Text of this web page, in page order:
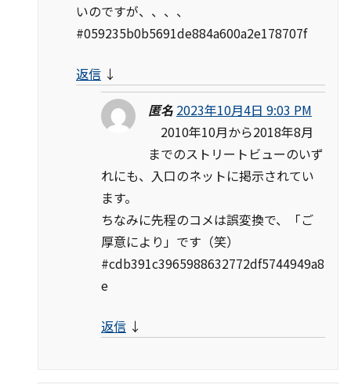
いのですが、、、、
#059235b0b5691de884a600a2e178707f
返信 ↓
匿名 2023年10月4日 9:03 PM
2010年10月から2018年8月
までのストリートビューのいず
れにも、入口のネットに掲示されてい
ます。
ちなみに先程のコメは誤変換で、「ご
厚意により」です（笑）
#cdb391c3965988632772df5744949a8
e
返信 ↓